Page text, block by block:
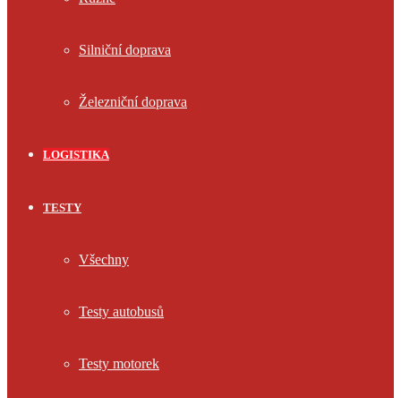
Silniční doprava
Železniční doprava
LOGISTIKA
TESTY
Všechny
Testy autobusů
Testy motorek